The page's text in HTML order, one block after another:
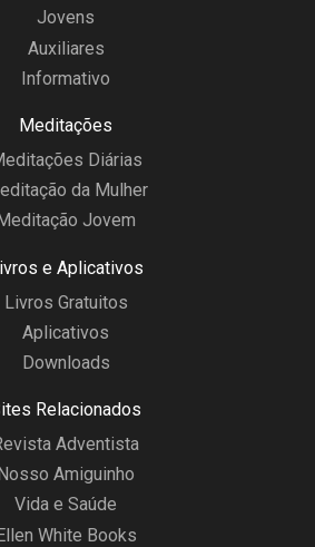
Jovens
Auxiliares
Informativo
Meditações
Diárias
da Mulher
Meditação Jovem
e Aplicativos
Livros Gratuitos
Aplicativos
Downloads
Relacionados
Adventista
Nosso Amiguinho
Vida e Saúde
White Books